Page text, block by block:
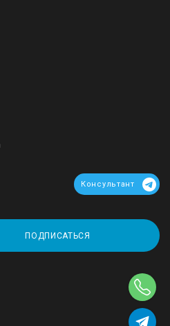
Консультант
ПОДПИСАТЬСЯ